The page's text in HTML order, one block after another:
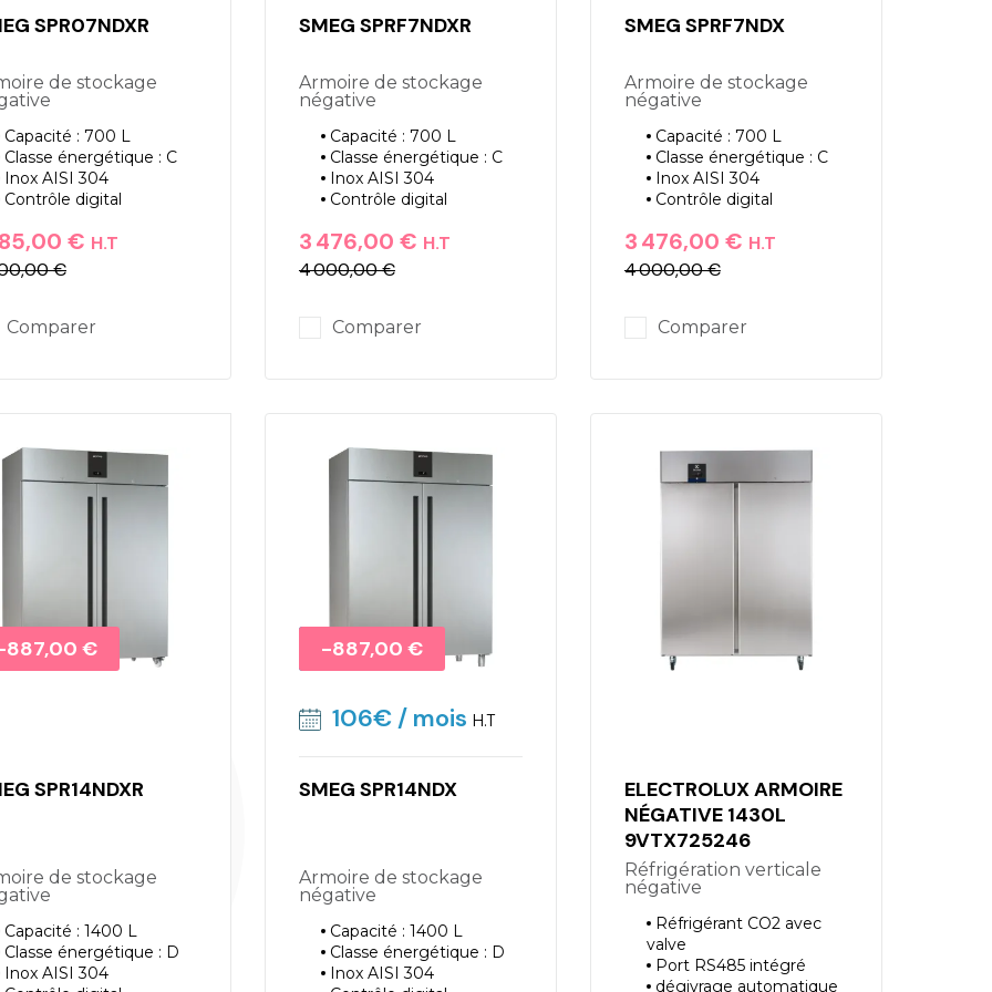
SPR07NDXR
Capacité : 700 L
Classe énergétique : C
Inox AISI 304
Contrôle digital
€ H.T
de base
€
Comparer
SMEG SPRF7NDXR
Armoire de stockage
négative
Capacité : 700 L
Classe énergétique : C
Inox AISI 304
Contrôle digital
Prix
3 476,00 € H.T
Prix de base
4 000,00 €
Comparer
SMEG SPRF7NDX
Armoire de stockage
négative
Capacité : 700 L
Classe énergétique : C
Inox AISI 304
Contrôle digital
Prix
3 476,00 € H.T
Prix de base
4 000,00 €
Comparer
!
887,00 €
SPR14NDXR
Capacité : 1400 L
Classe énergétique : D
Inox AISI 304
Promo !
-887,00 €
106€/ mois H.T
SMEG SPR14NDX
Armoire de stockage
négative
Capacité : 1400 L
Classe énergétique : D
Inox AISI 304
ELECTROLUX ARMOIRE
NÉGATIVE 1430L
9VTX725246
Réfrigération verticale
négative
Réfrigérant CO2 avec
valve
Port RS485 intégré
dégivrage automatique